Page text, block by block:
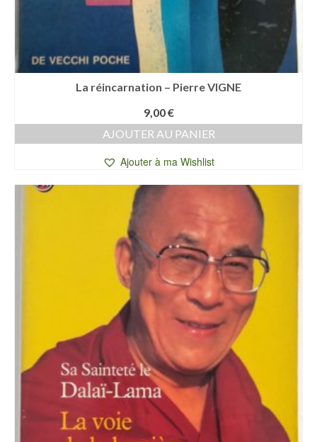
La réincarnation – Pierre VIGNE
9,00€
AJOUTER AU PANIER
Ajouter à ma Wishlist